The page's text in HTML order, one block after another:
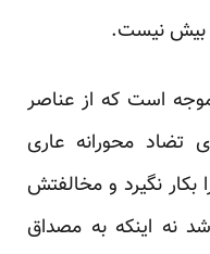
بیش نیست.
است که از عناصر
تضاد محورانه عاری
نگیرد و مخالفتش
نه اینکه به مصداق